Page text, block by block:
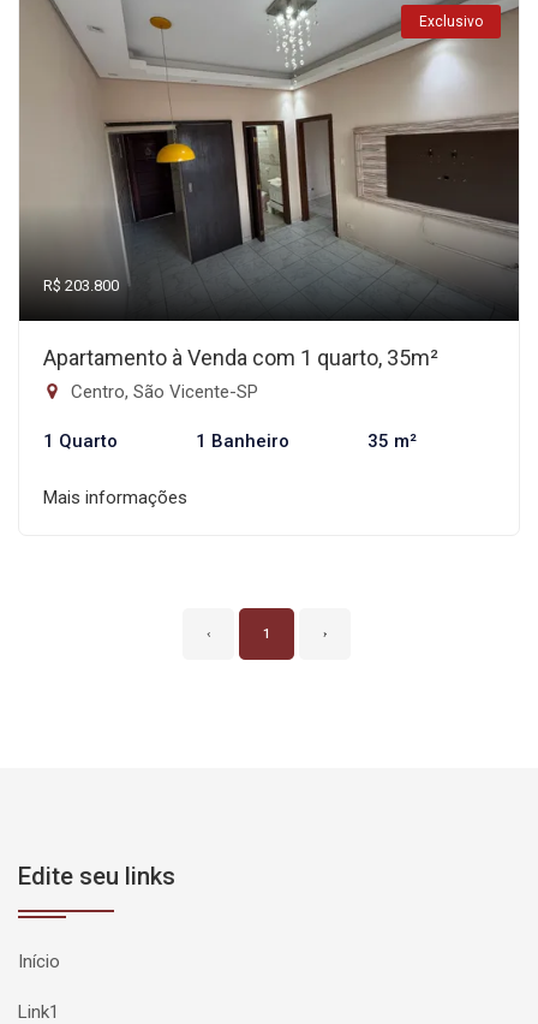
Exclusivo
R$ 203.800
Apartamento à Venda com 1 quarto, 35m²
Centro, São Vicente-SP
1 Quarto 1 Banheiro 35 m²
Mais informações
‹ 1 ›
Edite seu links
Início
Link1